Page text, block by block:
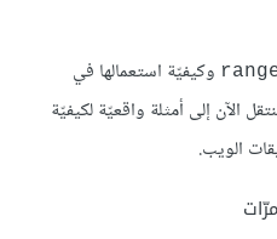
وكيفيّة استعمالها في
الآن إلى أمثلة واقعيّة لكيفيّة
الويب.